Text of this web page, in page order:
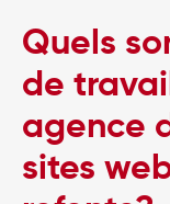
Quels
de
agence
sites